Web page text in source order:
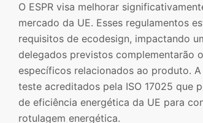
O ESPR visa melhorar
mercado da UE. Esses regulamentos
requisitos de ecodesign, impactando
delegados previstos complementarão
específicos relacionados ao produto.
teste acreditados pela ISO 17025 que
de eficiência energética da UE para
rotulagem energética.